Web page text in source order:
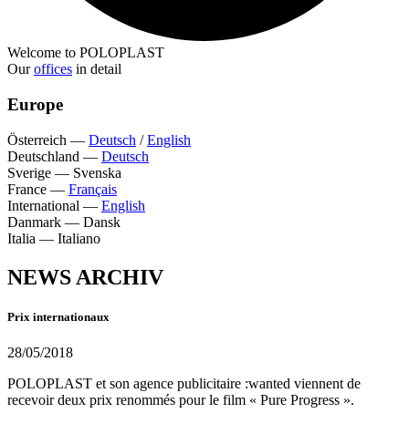
Welcome to POLOPLAST
Ouroffices in detail
Europe
Österreich — Deutsch /English
Deutschland — Deutsch
Sverige — Svenska
France — Français
International — English
Danmark — Dansk
Italia — Italiano
NEWS ARCHIV
Prix internationaux
28/05/2018
POLOPLAST et son agence publicitaire :wanted viennent de
recevoir deux prix renommés pour le film « Pure Progress ».